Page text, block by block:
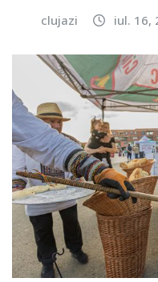
clujazi iul. 16,